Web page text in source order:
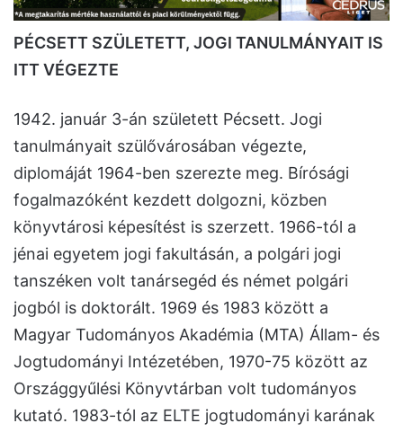
PÉCSETT SZÜLETETT, JOGI TANULMÁNYAIT IS
ITT VÉGEZTE
1942. január 3-án született Pécsett. Jogi
tanulmányait szülővárosában végezte,
diplomáját 1964-ben szerezte meg. Bírósági
fogalmazóként kezdett dolgozni, közben
könyvtárosi képesítést is szerzett. 1966-tól a
jénai egyetem jogi fakultásán, a polgári jogi
tanszéken volt tanársegéd és német polgári
jogból is doktorált. 1969 és 1983 között a
Magyar Tudományos Akadémia (MTA) Állam- és
Jogtudományi Intézetében, 1970-75 között az
Országgyűlési Könyvtárban volt tudományos
kutató. 1983-tól az ELTE jogtudományi karának